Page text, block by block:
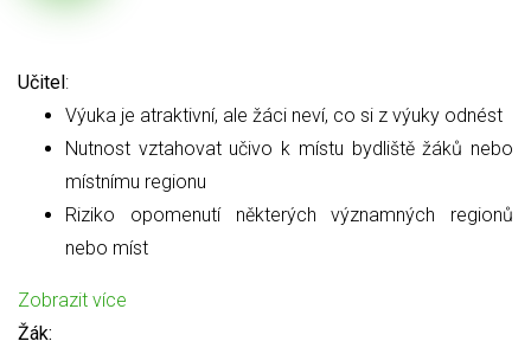
Učitel :
Výuka je atraktivní, ale žáci neví, co si z výuky odnést
Nutnost vztahovat učivo k místu bydliště žáků nebo
místnímu regionu
Riziko opomenutí některých významných regionů
nebo míst
Zobrazit více
Žák: